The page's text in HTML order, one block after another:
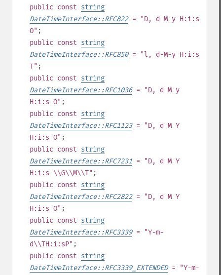
public const string
DateTimeInterface::RFC822= "D, d M y H:i:s
O" ;
public const string
DateTimeInterface::RFC850= "l, d-M-y H:i:s
T" ;
public const string
DateTimeInterface::RFC1036= "D, d M y
H:i:s O" ;
public const string
DateTimeInterface::RFC1123= "D, d M Y
H:i:s O" ;
public const string
DateTimeInterface::RFC7231 = "D, d M Y
H:i:s \\G\\M\\T" ;
public const string
DateTimeInterface::RFC2822= "D, d M Y
H:i:s O" ;
public const string
DateTimeInterface::RFC3339= "Y-m-
d\\TH:i:sP" ;
public const string
DateTimeInterface::RFC3339_EXTENDED= "Y-m-